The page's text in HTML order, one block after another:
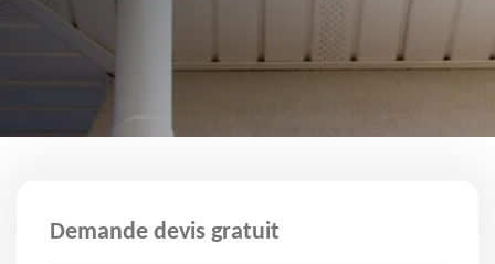
Demande devis gratuit